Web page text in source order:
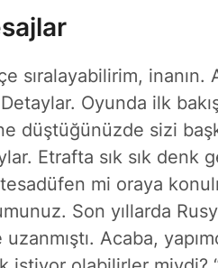
sıralayabilirim, inanın.
Oyunda ilk
düştüğünüzde sizi
Etrafta sık sık denk
mi oraya
Son yıllarda
Acaba,